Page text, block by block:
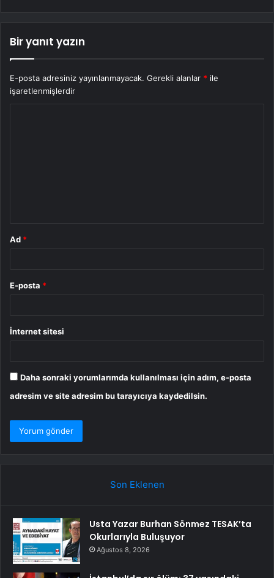
Bir yanıt yazın
E-posta adresiniz yayınlanmayacak. Gerekli alanlar * ile
işaretlenmişlerdir
Ad *
E-posta *
İnternet sitesi
Daha sonraki yorumlarımda kullanılması için adım, e-posta
adresim ve site adresim bu tarayıcıya kaydedilsin.
Son Eklenen
Usta Yazar Burhan Sönmez TESAK’ta
Okurlarıyla Buluşuyor
Ağustos 8, 2026